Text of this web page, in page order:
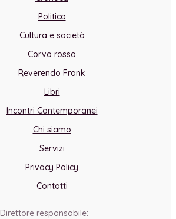
Politica
Cultura e società
Corvo rosso
Reverendo Frank
Libri
Incontri Contemporanei
Chi siamo
Servizi
Privacy Policy
Contatti
Direttore responsabile: